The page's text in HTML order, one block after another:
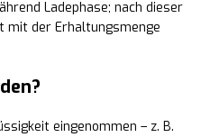
Ladephase; nach dieser
mit der Erhaltungsmenge
eingenommen – z. B.